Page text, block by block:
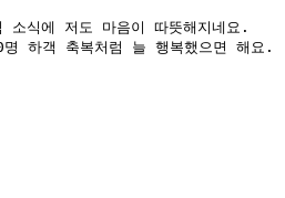
소식에 저도 마음이 따뜻해지네요.
명 하객 축복처럼 늘 행복했으면 해